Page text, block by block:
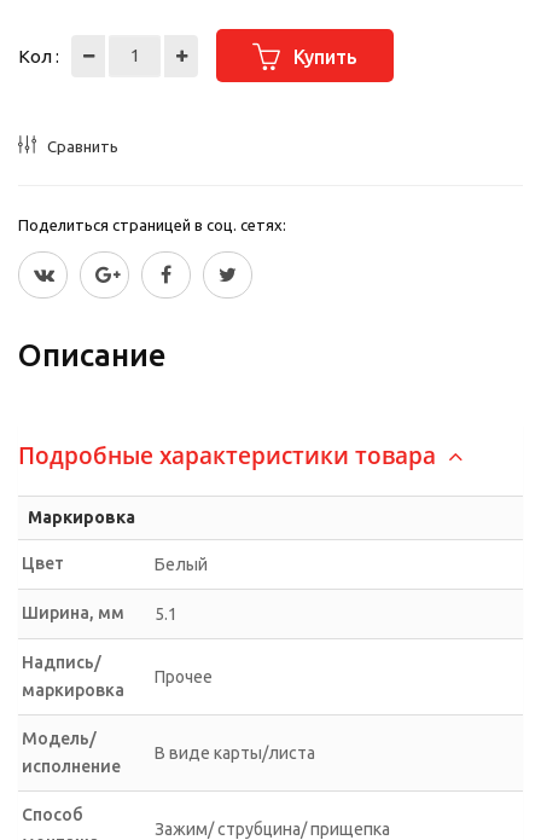
Кол : Купить
Сравнить
Поделиться страницей в соц. сетях:
Описание
Подробные характеристики товара
Маркировка
Цвет Белый
Ширина, мм 5.1
Надпись/
маркировка
Прочее
Модель/
исполнение
В виде карты/листа
Способ
Зажим/ струбцина/ прищепка